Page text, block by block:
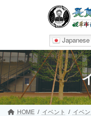
Japanese
HOME イベント イベン